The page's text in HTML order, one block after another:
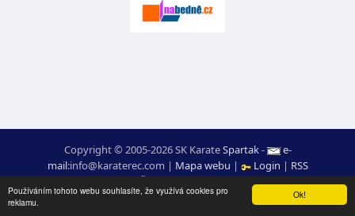
Ok!
Používáním tohoto webu souhlasíte, že využívá cookies pro
reklamu.
Copyright © 2005-2026 SK KarateSpartak-
e-
mail:moc.ceretarak@ofni | Mapa webu | Login | RSS
webdesign:Ing. Pavel Švojgr,výsledky karate: Mgr. Jiří Kotala